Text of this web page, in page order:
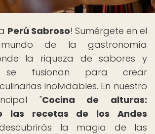
Perú Sabroso! Sumérgete en el
de la gastronomía
la riqueza de sabores y
se fusionan para crear
inolvidables. En nuestro
"Cocina de alturas:
las recetas de los Andes
la magia de las